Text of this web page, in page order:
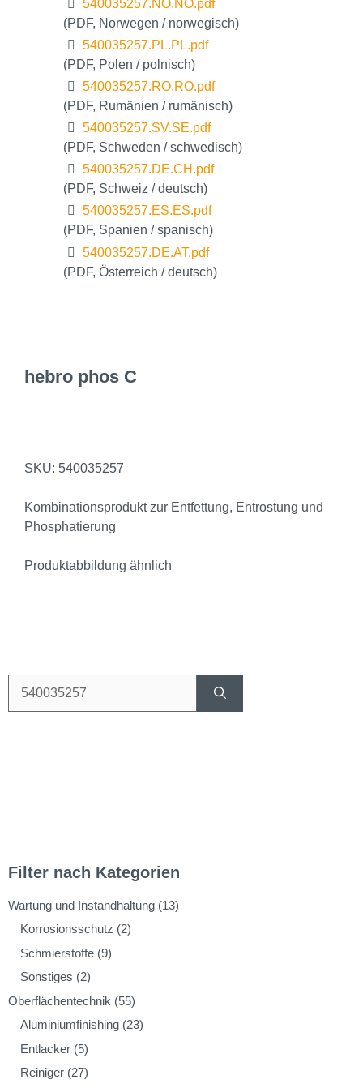
540035257.NO.NO.pdf
(PDF, Norwegen / norwegisch)
540035257.PL.PL.pdf
(PDF, Polen / polnisch)
540035257.RO.RO.pdf
(PDF, Rumänien / rumänisch)
540035257.SV.SE.pdf
(PDF, Schweden / schwedisch)
540035257.DE.CH.pdf
(PDF, Schweiz / deutsch)
540035257.ES.ES.pdf
(PDF, Spanien / spanisch)
540035257.DE.AT.pdf
(PDF, Österreich / deutsch)
hebro phos C
SKU: 540035257
Kombinationsprodukt zur Entfettung, Entrostung und
Phosphatierung
Produktabbildung ähnlich
Filter nach Kategorien
Wartung und Instandhaltung (13)
Korrosionsschutz (2)
Schmierstoffe (9)
Sonstiges (2)
Oberflächentechnik (55)
Aluminiumfinishing (23)
Entlacker (5)
Reiniger (27)